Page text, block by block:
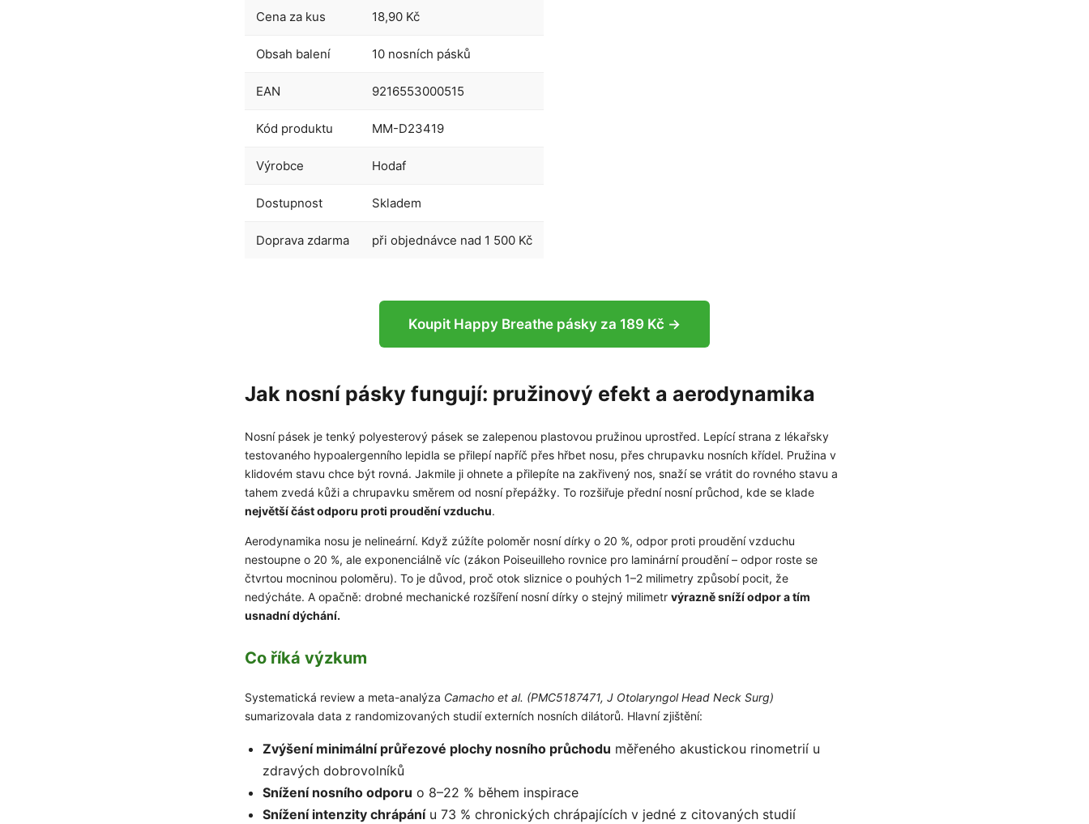
Cena za kus 18,90 Kč
Obsah balení 10 nosních pásků
EAN 9216553000515
Kód produktu MM-D23419
Výrobce Hodaf
Dostupnost Skladem
Doprava zdarma při objednávce nad 1 500 Kč
Koupit Happy Breathe pásky za 189 Kč →
Jak nosní pásky fungují: pružinový efekt a aerodynamika
Nosní pásek je tenký polyesterový pásek se zalepenou plastovou pružinou uprostřed. Lepící strana z lékařsky
testovaného hypoalergenního lepidla se přilepí napříč přes hřbet nosu, přes chrupavku nosních křídel. Pružina v
klidovém stavu chce být rovná. Jakmile ji ohnete a přilepíte na zakřivený nos, snaží se vrátit do rovného stavu a
tahem zvedá kůži a chrupavku směrem od nosní přepážky. To rozšiřuje přední nosní průchod, kde se klade
největší část odporu proti proudění vzduchu.
Aerodynamika nosu je nelineární. Když zúžíte poloměr nosní dírky o 20 %, odpor proti proudění vzduchu
nestoupne o 20 %, ale exponenciálně víc (zákon Poiseuilleho rovnice pro laminární proudění – odpor roste se
čtvrtou mocninou poloměru). To je důvod, proč otok sliznice o pouhých 1–2 milimetry způsobí pocit, že
nedýcháte. A opačně: drobné mechanické rozšíření nosní dírky o stejný milimetr výrazně sníží odpor a tím
usnadní dýchání.
Co říká výzkum
Systematická review a meta-analýza Camacho et al. (PMC5187471, J Otolaryngol Head Neck Surg)
sumarizovala data z randomizovaných studií externích nosních dilátorů. Hlavní zjištění:
Zvýšení minimální průřezové plochy nosního průchodu měřeného akustickou rinometrií u
zdravých dobrovolníků
Snížení nosního odporu o 8–22 % během inspirace
Snížení intenzity chrápáníu 73 % chronických chrápajících v jedné z citovaných studií
Vaše e-mailová adresa je u nás v bezpečí.
Podmínky ochrany osobních údajů